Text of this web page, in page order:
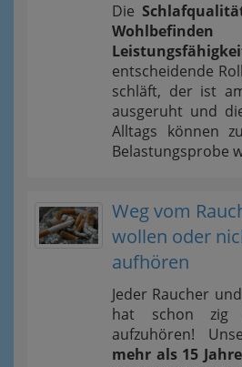
Die
entscheidende
schläft, der ist
ausgeruht und
Alltags können
Belastungsprobe
Weg vom
wollen oder
aufhören
Jeder Raucher
hat schon zig
aufzuhören!
mehr als 15